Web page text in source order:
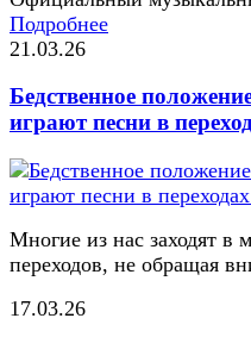
Подробнее
21.03.26
Бедственное
играют песни в
Многие из нас заходят в
переходов, не обращая
17.03.26